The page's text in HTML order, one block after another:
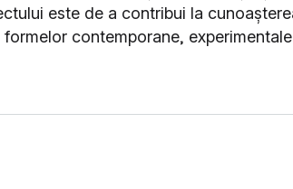
este de a contribui la
contemporane,